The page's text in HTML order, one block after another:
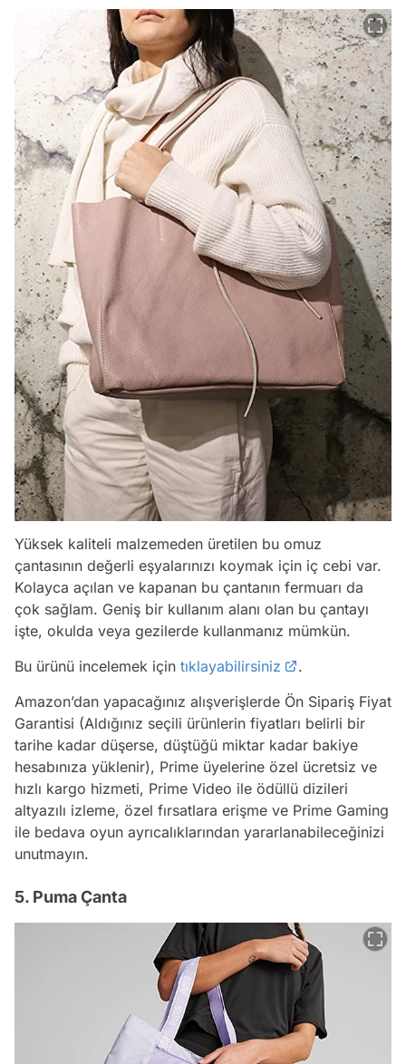
Yüksek kaliteli malzemeden üretilen bu omuz
çantasının değerli eşyalarınızı koymak için iç cebi var.
Kolayca açılan ve kapanan bu çantanın fermuarı da
çok sağlam. Geniş bir kullanım alanı olan bu çantayı
işte, okulda veya gezilerde kullanmanız mümkün.
Bu ürünü incelemek için tıklayabilirsiniz
.
Amazon’dan yapacağınız alışverişlerde Ön Sipariş Fiyat
Garantisi (Aldığınız seçili ürünlerin fiyatları belirli bir
tarihe kadar düşerse, düştüğü miktar kadar bakiye
hesabınıza yüklenir), Prime üyelerine özel ücretsiz ve
hızlı kargo hizmeti, Prime Video ile ödüllü dizileri
altyazılı izleme, özel fırsatlara erişme ve Prime Gaming
ile bedava oyun ayrıcalıklarından yararlanabileceğinizi
unutmayın.
5. Puma Çanta